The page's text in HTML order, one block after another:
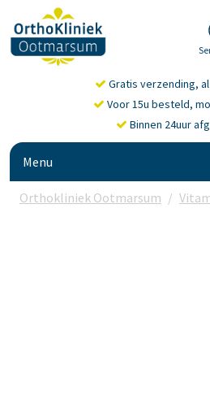
Gratis verzending,
Voor 15u besteld,
Binnen 24uur
Menu
Orthokliniek Ootmarsum